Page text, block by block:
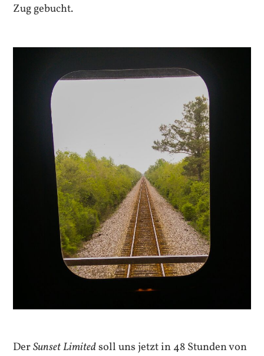
Zug gebucht.
DerSunsetLimitedsoll uns jetzt in 48 Stunden von